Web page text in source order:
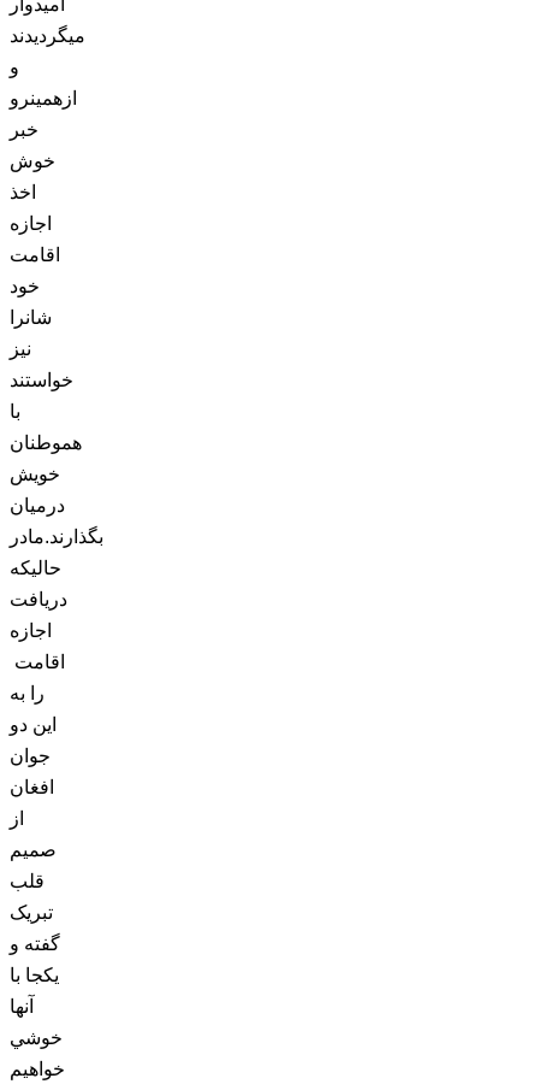
ميگرديدند
و
ازهمينرو
خبر
خوش
اخذ
اجازه
اقامت
خود
شانرا
نيز
خواستند
با
هموطنان
خويش
درميان
بگذارند.مادر
حاليکه
دريافت
اجازه
اقامت
را به
اين دو
جوان
افغان
از
صميم
قلب
تبريک
گفته و
يکجا با
آنها
خوشي
خواهيم